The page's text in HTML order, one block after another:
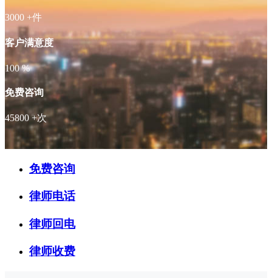
3000 +件
客户满意度
100 %
免费咨询
45800 +次
免费咨询
律师电话
律师回电
律师收费